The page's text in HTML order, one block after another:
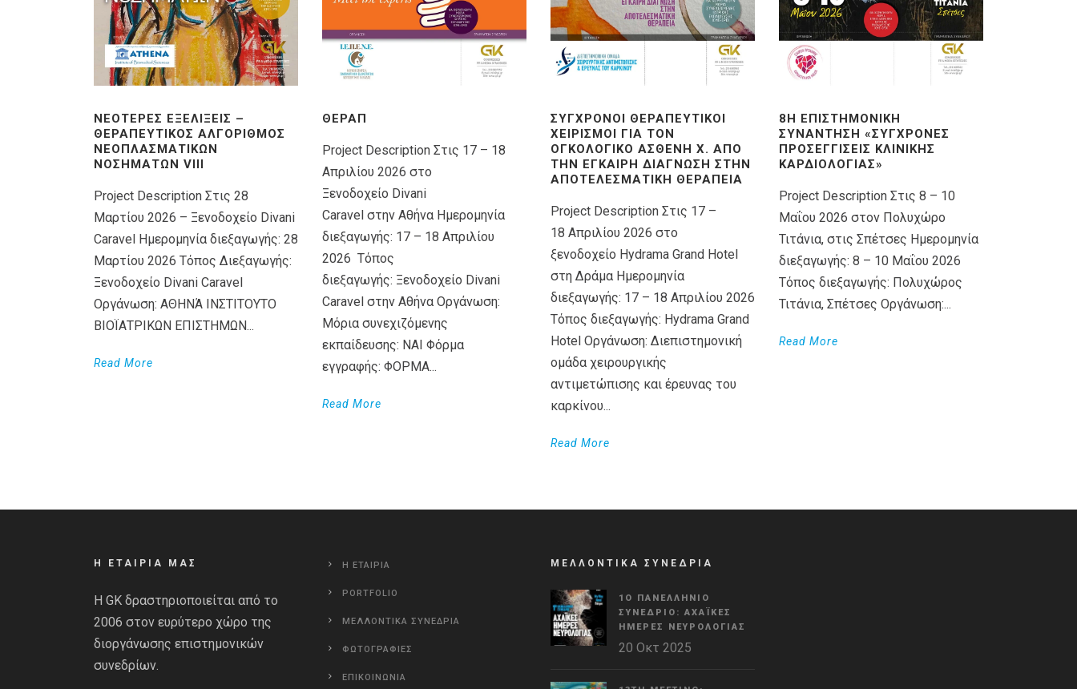
ΝΕΌΤΕΡΕΣ ΕΞΕΛΊΞΕΙΣ –
ΘΕΡΑΠΕΥΤΙΚΌΣ ΑΛΓΌΡΙΘΜΟΣ
ΝΕΟΠΛΑΣΜΑΤΙΚΏΝ
ΝΟΣΗΜΆΤΩΝ VIIΙ
Project Description Στις 28
Μαρτίου 2026 – Ξενοδοχείο Divani
Caravel Ημερομηνία διεξαγωγής: 28
Μαρτίου 2026 Τόπος Διεξαγωγής:
Ξενοδοχείο Divani Caravel
Οργάνωση: ΑΘΗΝΆ ΙΝΣΤΙΤΟΥΤΟ
ΒΙΟΪΑΤΡΙΚΩΝ ΕΠΙΣΤΗΜΩΝ...
Read More
ΘΕΡΑΠ
Project Description Στις 17 – 18
Απριλίου 2026 στο
Ξενοδοχείο Divani
Caravel στην Αθήνα Ημερομηνία
διεξαγωγής: 17 – 18 Απριλίου
2026 Τόπος
διεξαγωγής: Ξενοδοχείο Divani
Caravel στην Αθήνα Οργάνωση:
Μόρια συνεχιζόμενης
εκπαίδευσης: ΝΑΙ Φόρμα
εγγραφής: ΦΟΡΜΑ...
Read More
ΣΎΓΧΡΟΝΟΙ ΘΕΡΑΠΕΥΤΙΚΟΊ
ΧΕΙΡΙΣΜΟΊ ΓΙΑ ΤΟΝ
ΟΓΚΟΛΟΓΙΚΌ ΑΣΘΕΝΉ X. ΑΠΌ
ΤΗΝ ΈΓΚΑΙΡΗ ΔΙΆΓΝΩΣΗ ΣΤΗΝ
ΑΠΟΤΕΛΕΣΜΑΤΙΚΉ ΘΕΡΑΠΕΊΑ
Project Description Στις 17 –
18 Απριλίου 2026 στο
ξενοδοχείο Hydrama Grand Hotel
στη Δράμα Ημερομηνία
διεξαγωγής: 17 – 18 Απριλίου 2026
Τόπος διεξαγωγής: Hydrama Grand
Hotel Οργάνωση: Διεπιστημονική
ομάδα χειρουργικής
αντιμετώπισης και έρευνας του
καρκίνου...
Read More
8Η ΕΠΙΣΤΗΜΟΝΙΚΉ
ΣΥΝΆΝΤΗΣΗ «ΣΎΓΧΡΟΝΕΣ
ΠΡΟΣΕΓΓΊΣΕΙΣ ΚΛΙΝΙΚΉΣ
ΚΑΡΔΙΟΛΟΓΊΑΣ»
Project Description Στις 8 – 10
Μαΐου 2026 στον Πολυχώρο
Τιτάνια, στις Σπέτσες Ημερομηνία
διεξαγωγής: 8 – 10 Μαΐου 2026
Τόπος διεξαγωγής: Πολυχώρος
Τιτάνια, Σπέτσες Οργάνωση:...
Read More
Η ΕΤΑΙΡΙΑ ΜΑΣ
Η GK δραστηριοποιείται από το
2006 στον ευρύτερο χώρο της
διοργάνωσης επιστημονικών
συνεδρίων.
Η ΕΤΑΙΡΙΑ
PORTFOLIO
ΜΕΛΛΟΝΤΙΚΑ ΣΥΝΕΔΡΙΑ
ΦΩΤΟΓΡΑΦΙΕΣ
ΕΠΙΚΟΙΝΩΝΙΑ
ΜΕΛΛΟΝΤΙΚΑ ΣΥΝΕΔΡΙΑ
1Ο ΠΑΝΕΛΛΉΝΙΟ
ΣΥΝΈΔΡΙΟ: ΑΧΑΪΚΈΣ
ΗΜΈΡΕΣ ΝΕΥΡΟΛΟΓΊΑΣ
20 Οκτ 2025